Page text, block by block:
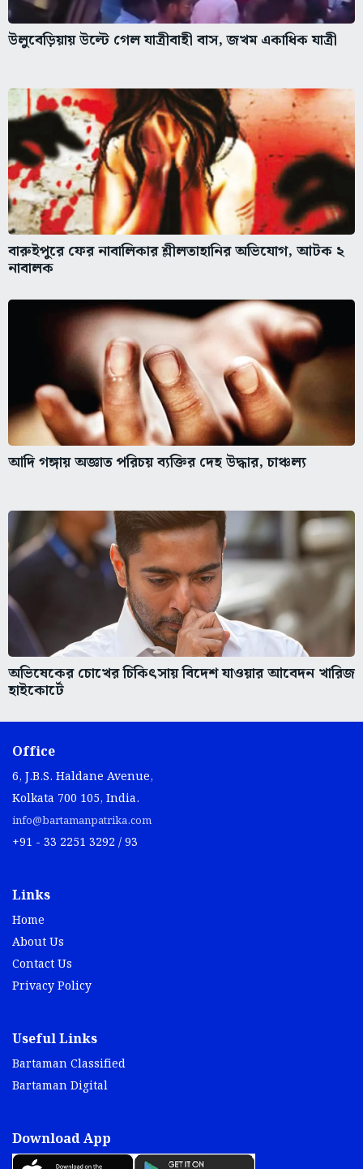
উলুবেড়িয়ায় উল্টে গেল যাত্রীবাহী বাস, জখম একাধিক যাত্রী
বারুইপুরে ফের নাবালিকার শ্লীলতাহানির অভিযোগ, আটক ২
নাবালক
আদি গঙ্গায় অজ্ঞাত পরিচয় ব্যক্তির দেহ উদ্ধার, চাঞ্চল্য
অভিষেকের চোখের চিকিৎসায় বিদেশ যাওয়ার আবেদন খারিজ
হাইকোর্টে
Office
6, J.B.S. Haldane Avenue,
Kolkata 700 105, India.
info@bartamanpatrika.com
+91 - 33 2251 3292 / 93
Links
Home
About Us
Contact Us
Privacy Policy
Useful Links
Bartaman Classified
Bartaman Digital
Download App